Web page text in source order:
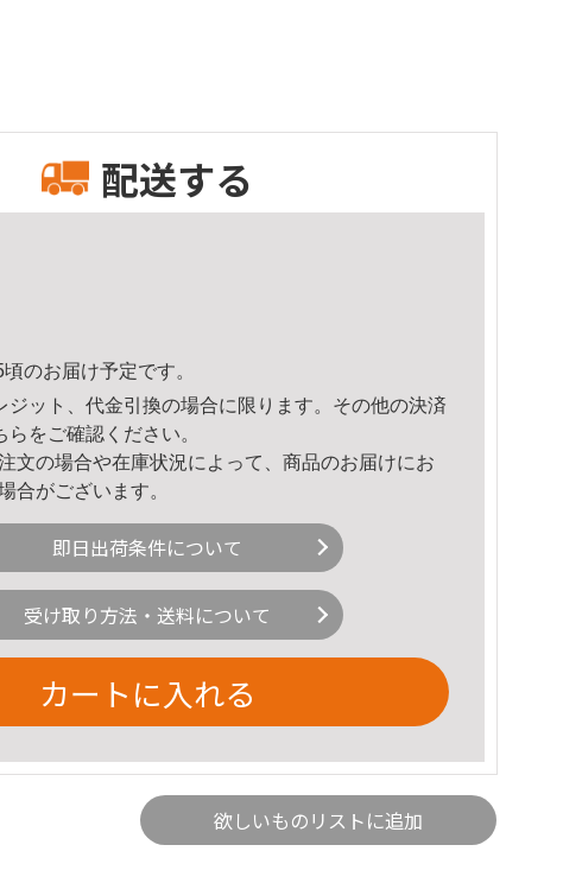
配送する
のお届け予定です。
ジット、代金引換の場合に限ります。その他の決済
ら をご確認ください。
文の場合や在庫状況によって、商品のお届けにお
合がございます。
即日出荷条件について
受け取り方法・送料について
カートに入れる
欲しいものリストに追加